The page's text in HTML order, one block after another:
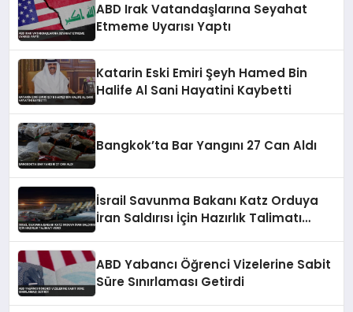
ABD Irak Vatandaşlarına Seyahat
Etmeme Uyarısı Yaptı
Katarin Eski Emiri Şeyh Hamed Bin
Halife Al Sani Hayatini Kaybetti
Bangkok’ta Bar Yangını 27 Can Aldı
İsrail Savunma Bakanı Katz Orduya
İran Saldırısı İçin Hazırlık Talimatı
ABD Yabancı Öğrenci Vizelerine Sabit
Süre Sınırlaması Getirdi